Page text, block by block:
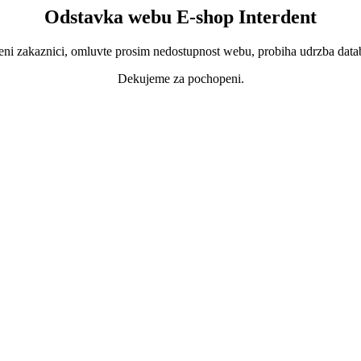
Odstavka webu E-shop Interdent
zakaznici, omluvte prosim nedostupnost webu, probiha udrzba
Dekujeme za pochopeni.